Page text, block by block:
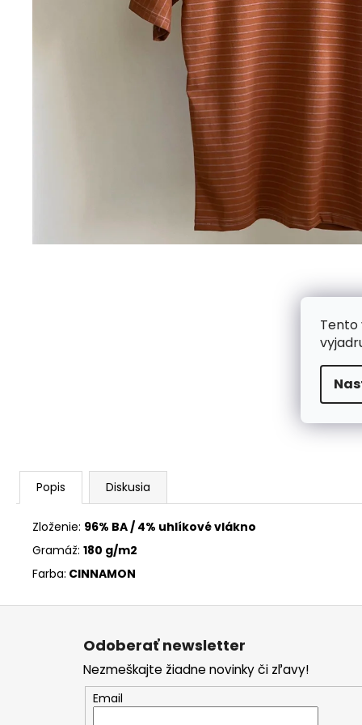
Tento
Popis Diskusia
Zloženie: 96% BA / 4% uhlíkové vlákno
Gramáž: 180 g/m2
Farba: CINNAMON
Odoberať newsletter
Nezmeškajte žiadne novinky či zľavy!
Email